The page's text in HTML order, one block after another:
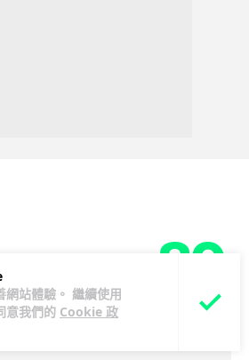
站體驗。 繼續使用
意我們的 Cookie 政
89
IER-M500 入耳式監聽
、後製監聽與人聲利器